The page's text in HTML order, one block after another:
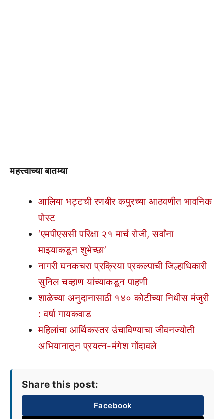
महत्त्वाच्या बातम्या
आलिया भट्टची रणबीर कपुरच्या आठवणीत भावनिक
पोस्ट
‘एमपीएससी परिक्षा २१ मार्च रोजी, सर्वांना
माझ्याकडून शुभेच्छा’
नागरी घनकचरा प्रक्रिया प्रकल्पाची जिल्हाधिकारी
सुनिल चव्हाण यांच्याकडून पाहणी
शाळेच्या अनुदानासाठी १४० कोटीच्या निधीस मंजुरी
: वर्षा गायकवाड
महिलांचा आर्थिकस्तर उंचाविण्याचा जीवनज्योती
अभियानातून प्रयत्न-मंगेश गोंदावले
Share this post:
Facebook